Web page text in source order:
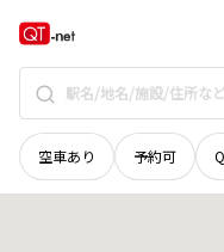
空車あり 予約可
北海道